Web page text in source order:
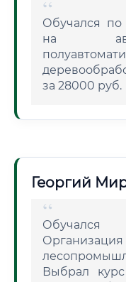
Обучался
на
за 28000 руб.
Георгий
Выбрал